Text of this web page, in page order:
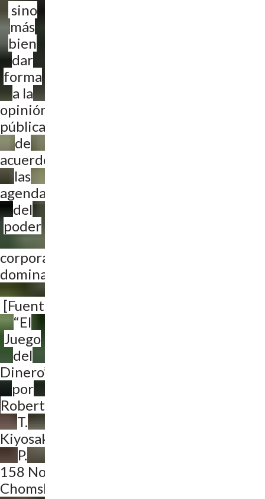
sino
más
bien
dar
forma
a la
opinión
pública
de
acuerdo a
las
agendas
del
poder
corporativo
dominante”
[Fuente
“El
Juego
del
Dinero”
por
Robert
T.
Kiyosaki,
P.
158 Noam
Chomsky]